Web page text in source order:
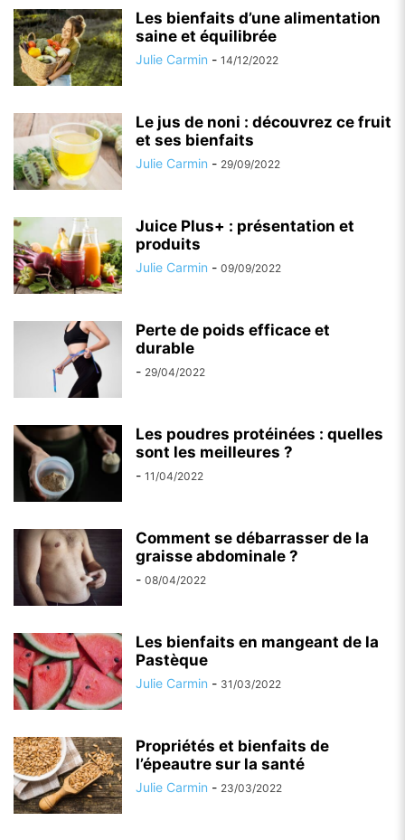
Les bienfaits d’une alimentation
saine et équilibrée
Julie Carmin - 14/12/2022
Le jus de noni : découvrez ce fruit
et ses bienfaits
Julie Carmin - 29/09/2022
Juice Plus+ : présentation et
produits
Julie Carmin - 09/09/2022
Perte de poids efficace et
durable
- 29/04/2022
Les poudres protéinées : quelles
sont les meilleures ?
- 11/04/2022
Comment se débarrasser de la
graisse abdominale ?
- 08/04/2022
Les bienfaits en mangeant de la
Pastèque
Julie Carmin - 31/03/2022
Propriétés et bienfaits de
l’épeautre sur la santé
Julie Carmin - 23/03/2022